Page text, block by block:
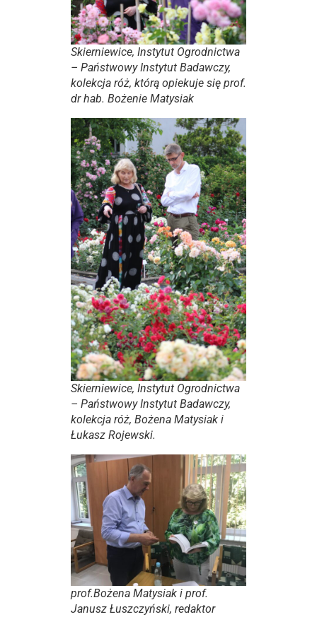
Skierniewice, Instytut Ogrodnictwa
– Państwowy Instytut Badawczy,
kolekcja róż, którą opiekuje się prof.
dr hab. Bożenie Matysiak
Skierniewice, Instytut Ogrodnictwa
– Państwowy Instytut Badawczy,
kolekcja róż, Bożena Matysiak i
Łukasz Rojewski.
prof.Bożena Matysiak i prof.
Janusz Łuszczyński, redaktor